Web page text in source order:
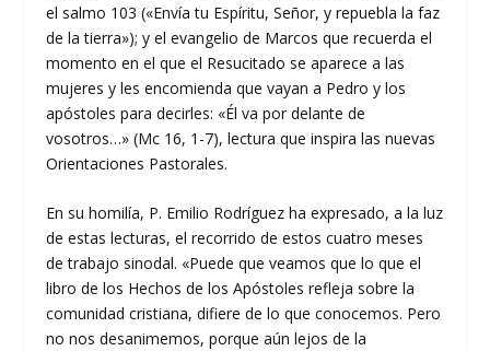
el salmo 103 («Envía tu Espíritu, Señor, y repuebla la faz
de la tierra»); y el evangelio de Marcos que recuerda el
momento en el que el Resucitado se aparece a las
mujeres y les encomienda que vayan a Pedro y los
apóstoles para decirles: «Él va por delante de
vosotros…» (Mc 16, 1-7), lectura que inspira las nuevas
Orientaciones Pastorales.
En su homilía, P. Emilio Rodríguez ha expresado, a la luz
de estas lecturas, el recorrido de estos cuatro meses
de trabajo sinodal. «Puede que veamos que lo que el
libro de los Hechos de los Apóstoles refleja sobre la
comunidad cristiana, difiere de lo que conocemos. Pero
no nos desanimemos, porque aún lejos de la